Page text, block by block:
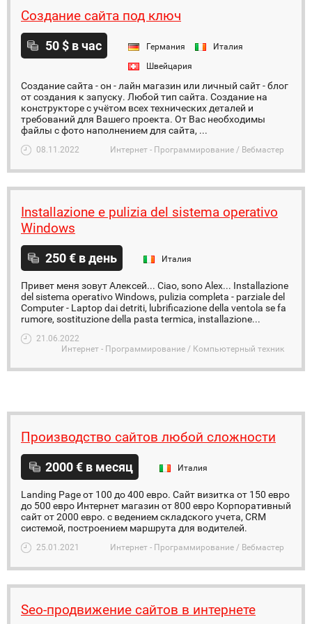
Создание сайта под ключ
50 $ в час Германия
Италия
Швейцария
Создание сайта - он - лайн магазин или личный сайт - блог
от создания к запуску. Любой тип сайта. Создание на
конструкторе с учётом всех технических деталей и
требований для Вашего проекта. От Вас необходимы
файлы с фото наполнением для сайта, ...
08.11.2022 Интернет - Программирование / Вебмастер
Installazione e pulizia del sistema operativo
Windows
250 € в день Италия
Привет меня зовут Алексей... Ciao, sono Alex... Installazione
del sistema operativo Windows, pulizia completa - parziale del
Computer - Laptop dai detriti, lubrificazione della ventola se fa
rumore, sostituzione della pasta termica, installazione...
21.06.2022
Интернет - Программирование / Компьютерный техник
Производство сайтов любой сложности
2000 € в месяц Италия
Landing Page от 100 до 400 евро. Сайт визитка от 150 евро
до 500 евро Интернет магазин от 800 евро Корпоративный
сайт от 2000 евро. с ведением складского учета, CRM
системой, построением маршрута для водителей.
25.01.2021 Интернет - Программирование / Вебмастер
Seo-продвижение сайтов в интернете